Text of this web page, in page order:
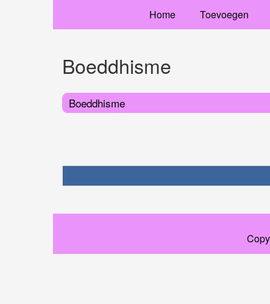
Home Toevoegen
Boeddhisme
Boeddhisme